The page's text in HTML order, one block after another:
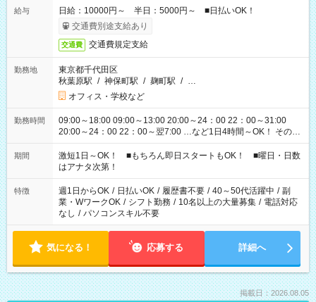
給与
日給：10000円～ 半日：5000円～ ■日払いOK！
交通費別途支給あり
交通費 交通費規定支給
勤務地
東京都千代田区
秋葉原駅 / 神保町駅 / 麹町駅 / …
オフィス・学校など
勤務時間
09:00～18:00 09:00～13:00 20:00～24：00 22：00～31:00
20:00～24：00 22：00～翌7:00 …など1日4時間～OK！ その他
シフトもございます！ お気軽にご相談ください！
期間
激短1日～OK！ ■もちろん即日スタートもOK！ ■曜日・日数
はアナタ次第！
特徴 週1日からOK / 日払いOK / 履歴書不要 / 40～50代活躍中 / 副
業・WワークOK / シフト勤務 / 10名以上の大量募集 / 電話対応
なし / パソコンスキル不要
気になる！ 応募する 詳細へ
掲載日：2026.08.05